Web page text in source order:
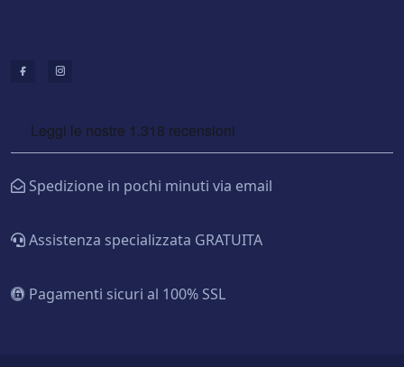
Spedizione in pochi minuti via email
Assistenza specializzata GRATUITA
Pagamenti sicuri al 100% SSL